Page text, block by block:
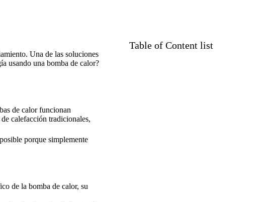
Una de las soluciones
usando una bomba de calor?
de calor funcionan
calefacción tradicionales,
porque simplemente
de la bomba de calor, su
Table of Content list